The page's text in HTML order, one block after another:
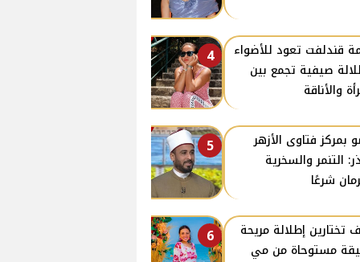
4
قندلفت تعود للأضواء
صيفية تجمع بين
والأناقة
5
بمركز فتاوى الأزهر
التنمر والسخرية
شرعًا
6
تختارين إطلالة مريحة
مستوحاة من مي